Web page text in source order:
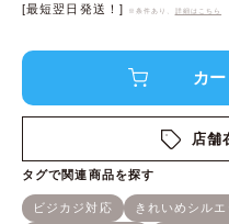
[最短翌日発送！]
※条件あり、 詳細はこちら
店舗